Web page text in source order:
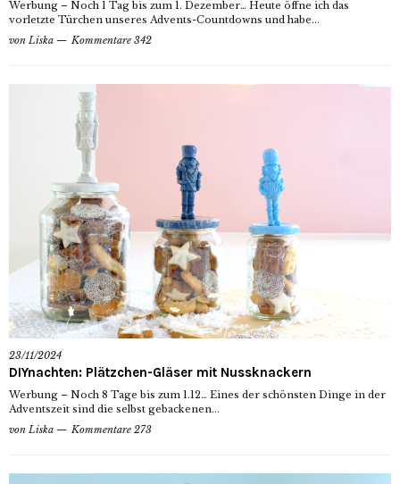
Werbung – Noch 1 Tag bis zum 1. Dezember… Heute öffne ich das
vorletzte Türchen unseres Advents-Countdowns und habe...
von Liska Kommentare 342
23/11/2024
DIYnachten: Plätzchen-Gläser mit Nussknackern
Werbung – Noch 8 Tage bis zum 1.12… Eines der schönsten Dinge in der
Adventszeit sind die selbst gebackenen...
von Liska Kommentare 273